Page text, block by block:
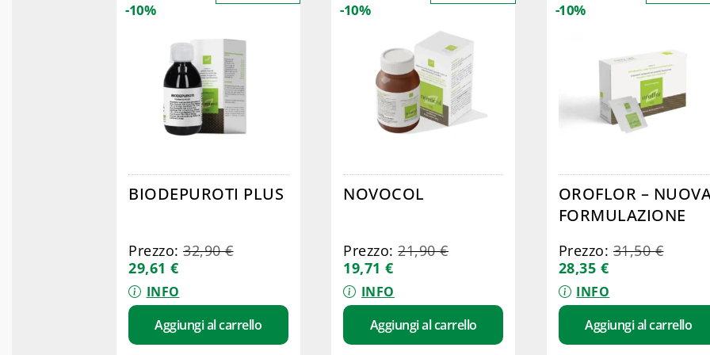
BIODEPUROTI PLUS
Prezzo: 32,90€
29,61 €
INFO
Aggiungi al carrello
-10%
NOVOCOL
Prezzo:21,90€
19,71€
INFO
Aggiungi al carrello
-10%
OROFLOR –
FORMULAZIONE
Prezzo:31,50€
28,35 €
INFO
Aggiungi al carrello
-10%